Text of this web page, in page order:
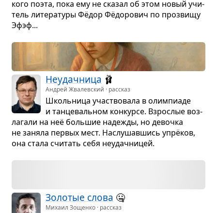
кого поэта, пока ему не ска­зал об этом новый учи­
тель лите­ра­туры Фёдор Фёдо­ро­вич по про­звищу
Эфэф...
Неудач­ница 🩰
Андрей Жвалевский · рассказ
Школь­ница участ­во­вала в олим­пи­аде
и тан­це­валь­ном кон­курсе. Взрос­лые воз­
ла­гали на неё боль­шие наде­жды, но девочка
не заняла пер­вых мест. Наслу­шав­шись упрёков,
она стала счи­тать себя неудач­ни­цей.
Золо­тые слова 🤐
Михаил Зощенко · рассказ